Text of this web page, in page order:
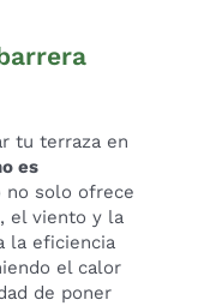
tu terraza en
es
no solo ofrece
el viento y la
la eficiencia
el calor
de poner